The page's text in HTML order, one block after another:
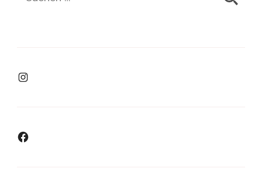
Instagram
Facebook